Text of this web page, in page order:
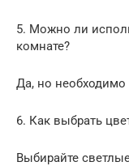
5. Можно ли
комнате?
Да, но необходимо
6. Как выбрать
Выбирайте